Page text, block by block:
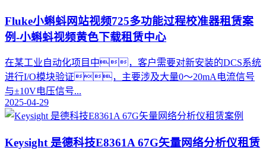
Fluke小蝌蚪网站视频725多功能过程校准器租赁案
例-小蝌蚪视频黄色下载租赁中心
在某工业自动化项目中，客户需要对新安装的DCS系统
进行I/O模块验证，主要涉及大量0～20mA电流信号
与±10V电压信号...
2025-04-29
Keysight 是德科技E8361A 67G矢量网络分析仪租赁